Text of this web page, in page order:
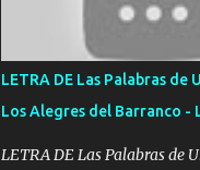
con Alto PRIETO y la camisa
peleam0s la Bandera por
con los drones patrullando
blancas ya hace falta mi APA
se le extraña pa que sepan
LETRA DE Las Palabras de
Los Alegres del Barranco -
LETRA DE Las Palabras de